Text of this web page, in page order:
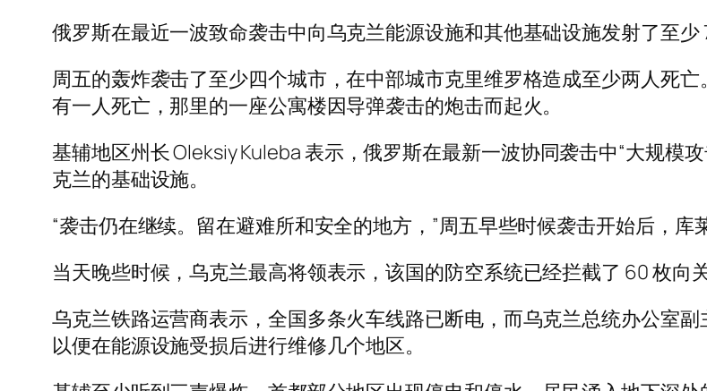
俄罗斯在最近一波致命袭击中向乌克兰能源设施和其他基础设施发射了至少
周五的轰炸袭击了至少四个城市，在中部城市克里维罗格造成至少两人死
有一人死亡，那里的一座公寓楼因导弹袭击的炮击而起火。
基辅地区州长 Oleksiy Kuleba 表示，俄罗斯在最新一波协同袭击中“大规模
克兰的基础设施。
“袭击仍在继续。留在避难所和安全的地方，”周五早些时候袭击开始后，库
当天晚些时候，乌克兰最高将领表示，该国的防空系统已经拦截了 60 枚向
乌克兰铁路运营商表示，全国多条火车线路已断电，而乌克兰总统办公室
以便在能源设施受损后进行维修几个地区。